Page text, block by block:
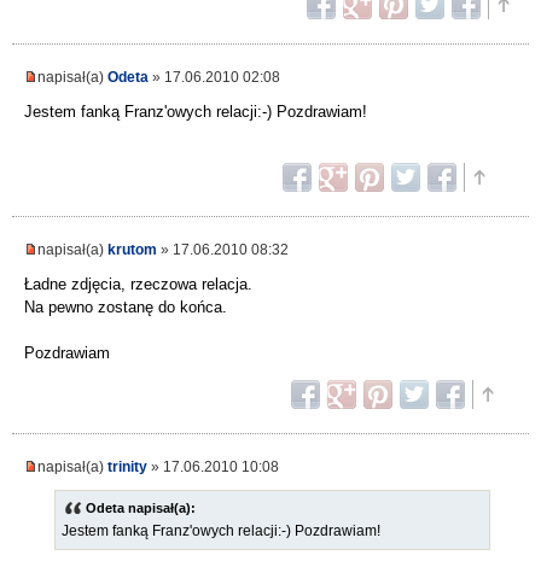
napisał(a) Odeta » 17.06.2010 02:08
Jestem fanką Franz'owych relacji:-) Pozdrawiam!
napisał(a) krutom » 17.06.2010 08:32
Ładne zdjęcia, rzeczowa relacja.
Na pewno zostanę do końca.
Pozdrawiam
napisał(a) trinity » 17.06.2010 10:08
Odeta napisał(a):
Jestem fanką Franz'owych relacji:-) Pozdrawiam!